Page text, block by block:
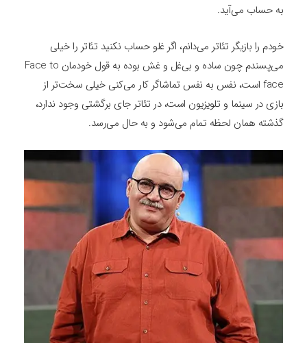
به حساب می‌‌آید.
خودم را بازیگر تئاتر می‌‌دانم، اگر غلو حساب نکنید تئاتر را خیلی
می‌‌پسندم چون ساده و بی‌‌غل و غش بوده به قول خودمان Face to
face است، نفس به نفس تماشاگر کار می‌‌کنی خیلی سخت‌تر از
بازی در سینما و تلویزیون است، در تئاتر جای برگشتی وجود ندارد،
گذشته همان لحظه تمام می‌‌شود و به حال می‌‌رسد.